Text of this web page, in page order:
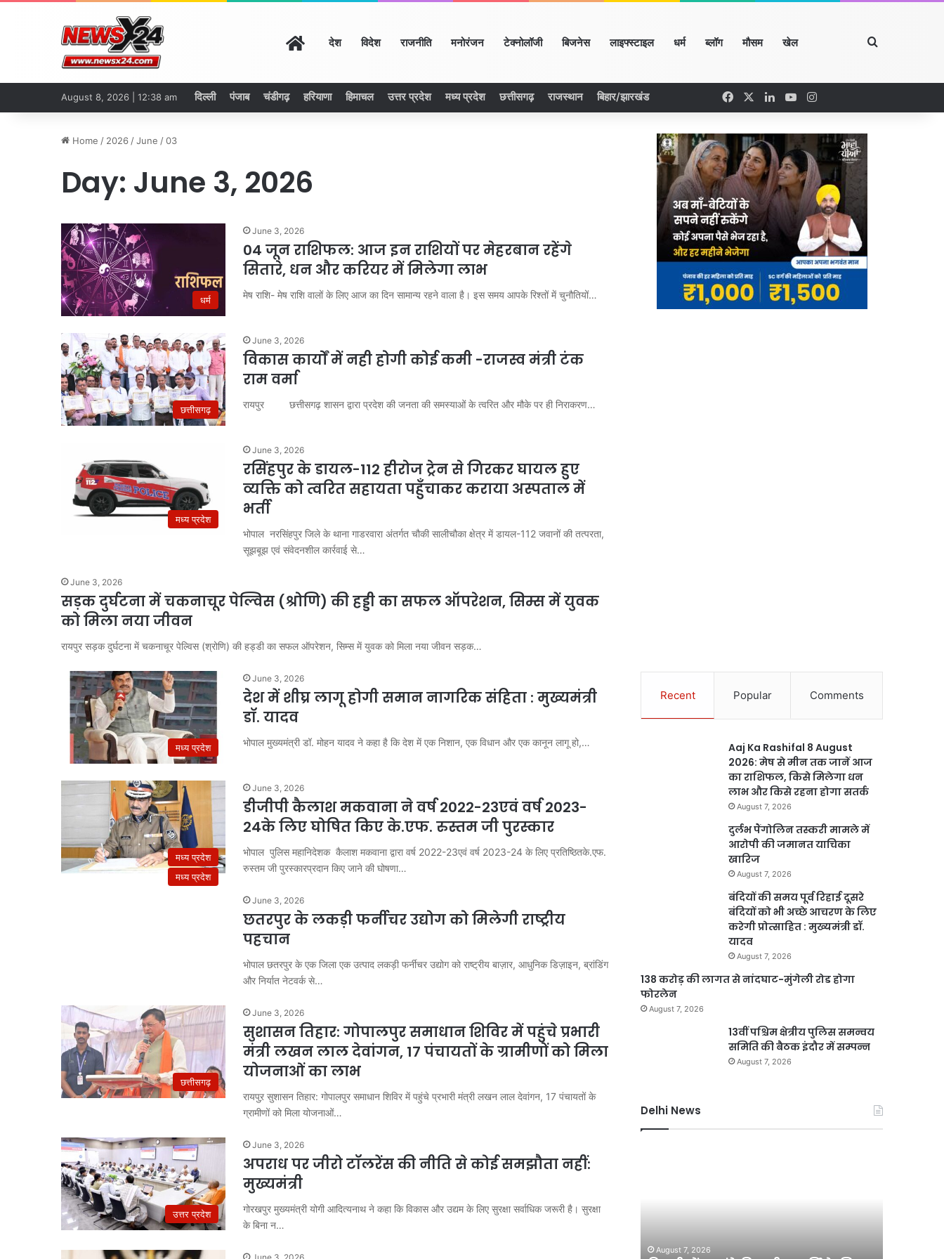
Homeदेश विदेश राजनीति मनोरंजन टेक्नोलॉजी बिजनेस लाइफ्स्टाइल धर्म ब्लॉग मौसम खेल Search for
August 8, 2026 | 12:38 am दिल्ली पंजाब चंडीगढ़ हरियाणा हिमाचल उत्तर प्रदेश मध्य प्रदेश छत्तीसगढ़ राजस्थान बिहार/झारखंड FacebookLinkedIn
YouTubeInstagram
Home / 2026 /June /03
Day: June 3, 2026
धर्म
June 3, 2026
04 जून राशिफल: आज इन राशियों पर मेहरबान रहेंगे
सितारे, धन और करियर में मिलेगा लाभ
मेष राशि- मेष राशि वालों के लिए आज का दिन सामान्य रहने वाला है। इस समय आपके रिश्तों में चुनौतियों…
छत्तीसगढ़
June 3, 2026
विकास कार्यों में नही होगी कोई कमी -राजस्व मंत्री टंक
राम वर्मा
​रायपुर छत्तीसगढ़ शासन द्वारा प्रदेश की जनता की समस्याओं के त्वरित और मौके पर ही निराकरण…
मध्य प्रदेश
June 3, 2026
रसिंहपुर के डायल-112 हीरोज ट्रेन से गिरकर घायल हुए
व्यक्ति को त्वरित सहायता पहुँचाकर कराया अस्पताल में
भर्ती
भोपाल नरसिंहपुर जिले के थाना गाडरवारा अंतर्गत चौकी सालीचौका क्षेत्र में डायल-112 जवानों की तत्परता,
सूझबूझ एवं संवेदनशील कार्रवाई से…
June 3, 2026
सड़क दुर्घटना में चकनाचूर पेल्विस (श्रोणि) की हड्डी का सफल ऑपरेशन, सिम्स में युवक
को मिला नया जीवन
रायपुर सड़क दुर्घटना में चकनाचूर पेल्विस (श्रोणि) की हड्डी का सफल ऑपरेशन, सिम्स में युवक को मिला नया जीवन सड़क…
मध्य प्रदेश
June 3, 2026
देश में शीघ्र लागू होगी समान नागरिक संहिता : मुख्यमंत्री
डॉ. यादव
भोपाल मुख्यमंत्री डॉ. मोहन यादव ने कहा है कि देश में एक निशान, एक विधान और एक कानून लागू हो,…
मध्य प्रदेश
June 3, 2026
डीजीपी कैलाश मकवाना ने वर्ष 2022-23एवं वर्ष 2023-
24के लिए घोषित किए के.एफ. रुस्तम जी पुरस्कार
भोपाल पुलिस महानिदेशक कैलाश मकवाना द्वारा वर्ष 2022-23एवं वर्ष 2023-24 के लिए प्रतिष्ठितके.एफ.
रुस्तम जी पुरस्कारप्रदान किए जाने की घोषणा…
मध्य प्रदेश
June 3, 2026
छतरपुर के लकड़ी फर्नीचर उद्योग को मिलेगी राष्ट्रीय
पहचान
भोपाल छतरपुर के एक जिला एक उत्पाद लकड़ी फर्नीचर उद्योग को राष्ट्रीय बाज़ार, आधुनिक डिज़ाइन, ब्रांडिंग
और निर्यात नेटवर्क से…
छत्तीसगढ़
June 3, 2026
सुशासन तिहार: गोपालपुर समाधान शिविर में पहुंचे प्रभारी
मंत्री लखन लाल देवांगन, 17 पंचायतों के ग्रामीणों को मिला
योजनाओं का लाभ
रायपुऱ सुशासन तिहार: गोपालपुर समाधान शिविर में पहुंचे प्रभारी मंत्री लखन लाल देवांगन, 17 पंचायतों के
ग्रामीणों को मिला योजनाओं…
उत्तर प्रदेश
June 3, 2026
अपराध पर जीरो टॉलरेंस की नीति से कोई समझौता नहीं:
मुख्यमंत्री
गोरखपुर मुख्यमंत्री योगी आदित्यनाथ ने कहा कि विकास और उद्यम के लिए सुरक्षा सर्वाधिक जरूरी है। सुरक्षा
के बिना न…
Recent Popular Comments
Aaj Ka Rashifal 8 August
2026: मेष से मीन तक जानें आज
का राशिफल, किसे मिलेगा धन
लाभ और किसे रहना होगा सतर्क
August 7, 2026
दुर्लभ पैंगोलिन तस्करी मामले में
आरोपी की जमानत याचिका
खारिज
August 7, 2026
बंदियों की समय पूर्व रिहाई दूसरे
बंदियों को भी अच्छे आचरण के लिए
करेगी प्रोत्साहित : मुख्यमंत्री डॉ.
यादव
August 7, 2026
138 करोड़ की लागत से नांदघाट-मुंगेली रोड होगा
फोरलेन
August 7, 2026
13वीं पश्चिम क्षेत्रीय पुलिस समन्वय
समिति की बैठक इंदौर में सम्पन्न
August 7, 2026
Delhi News
जंतर-
मंतर
प्रदर्शन
पर
बड़े
आतंकी
का
August 7, 2026
जंतर-मंतर प्रदर्शन पर बड़े आतंकी
साजिश का खुलासा, पाकिस्तान से हो रहा
बाग
लग्जरी
लिए August 7, 2026